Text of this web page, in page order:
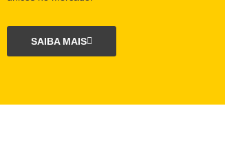
SAIBA MAIS